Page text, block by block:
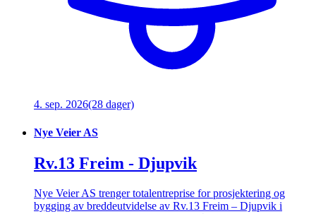
4. sep. 2026(28 dager)
Nye Veier AS
Rv.13 Freim - Djupvik
Nye Veier AS trenger totalentreprise for prosjektering og
bygging av breddeutvidelse av Rv.13 Freim – Djupvik i